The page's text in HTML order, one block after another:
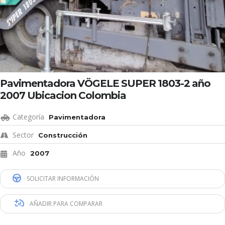
Pavimentadora VÖGELE SUPER 1803-2 año
2007 Ubicacion Colombia
Categoría Pavimentadora
Sector Construcción
Año 2007
SOLICITAR INFORMACIÓN
AÑADIR PARA COMPARAR